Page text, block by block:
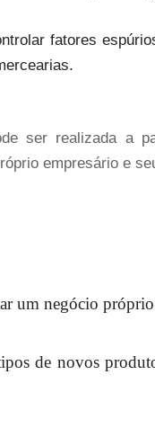
fatores
ser realizada a
empresário e
um negócio
de novos